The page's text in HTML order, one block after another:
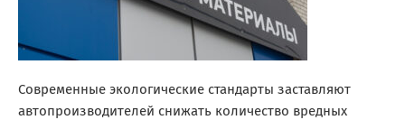
Современные экологические стандарты заставляют
автопроизводителей снижать количество вредных